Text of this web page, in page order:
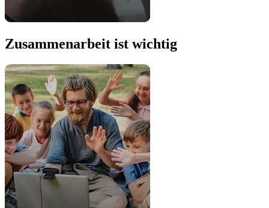
Zusammenarbeit ist wichtig